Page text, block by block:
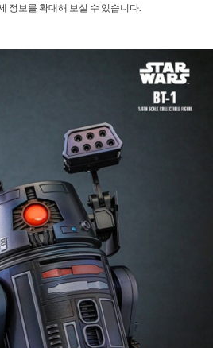
정보를 확대해 보실 수 있습니다.